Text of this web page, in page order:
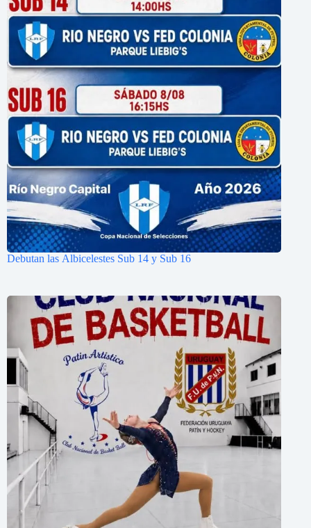
Debutan las Albicelestes Sub 14 y Sub 16